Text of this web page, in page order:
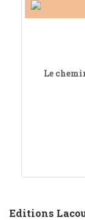
Le
Editions